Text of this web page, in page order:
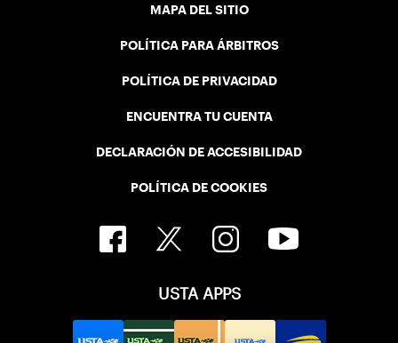
MAPA DEL SITIO
POLÍTICA PARA ÁRBITROS
POLÍTICA DE PRIVACIDAD
ENCUENTRA TU CUENTA
DECLARACIÓN DE ACCESIBILIDAD
POLÍTICA DE COOKIES
USTA APPS